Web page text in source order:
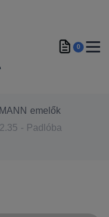
0
emelők
- Padlóba